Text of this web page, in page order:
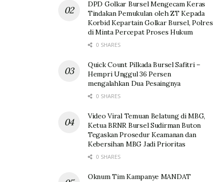
DPD Golkar Bursel Mengecam Keras
Tindakan Pemukulan oleh ZT Kepada
Korbid Kepartain Golkar Bursel, Polres
di Minta Percepat Proses Hukum
0 SHARES
Quick Count Pilkada Bursel Safitri –
Hempri Unggul 36 Persen
mengalahkan Dua Pesaingnya
0 SHARES
Video Viral Temuan Belatung di MBG,
Ketua BRNR Bursel Sudirman Buton
Tegaskan Prosedur Keamanan dan
Kebersihan MBG Jadi Prioritas
0 SHARES
Oknum Tim Kampanye MANDAT